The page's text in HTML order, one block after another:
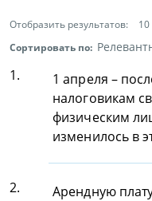
Отобразить результатов: 10
Сортировать по:
1.
1 апреля –
налоговикам
физическим
изменилось в
2.
Арендную